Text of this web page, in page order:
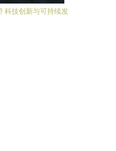
科技创新与可持续发